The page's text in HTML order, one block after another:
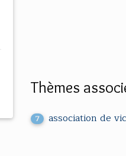
Thèmes
7 association de